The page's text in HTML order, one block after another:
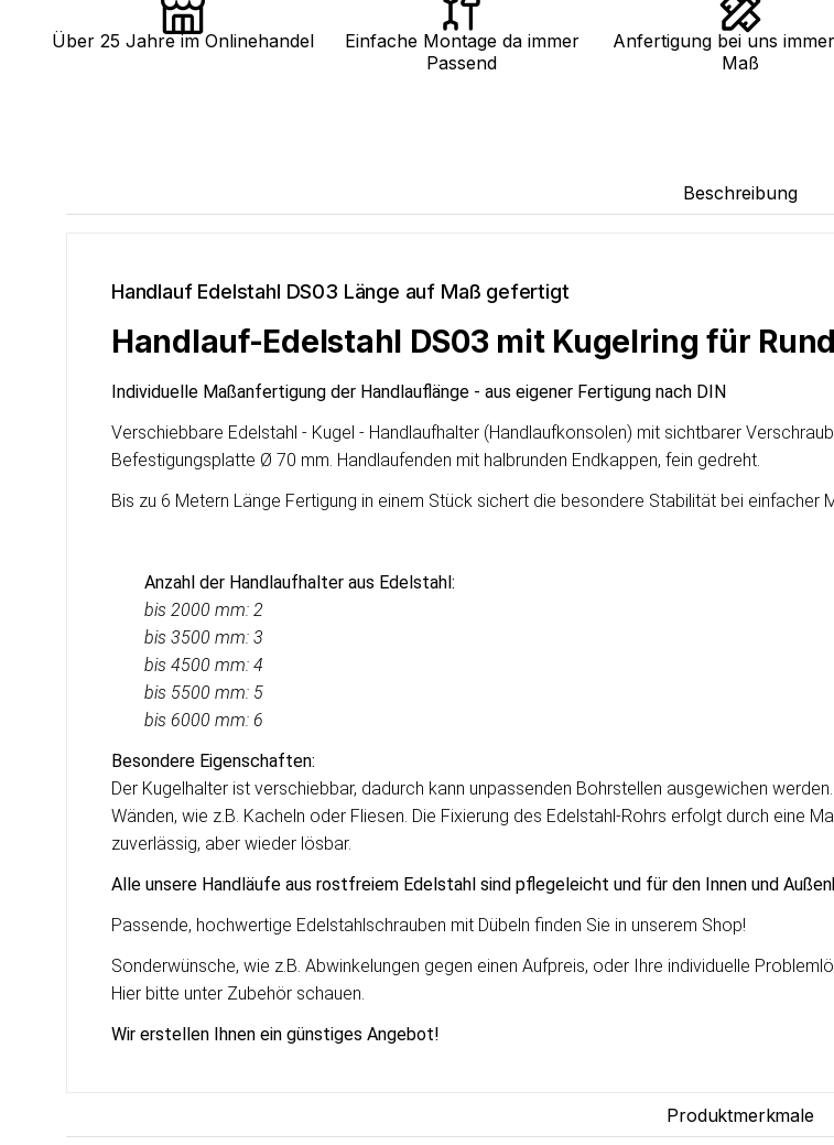
Über 25 Jahre im Onlinehandel
Einfache Montage da immer
Passend
Anfertigung bei uns
Maß
Beschreibung
Handlauf Edelstahl DS03 Länge auf Maß gefertigt
Handlauf-Edelstahl DS03 mit Kugelring für
Individuelle Maßanfertigung der Handlauflänge - aus eigener Fertigung nach DIN
Verschiebbare Edelstahl - Kugel - Handlaufhalter (Handlaufkonsolen) mit sichtbarer
Befestigungsplatte Ø 70 mm. Handlaufenden mit halbrunden Endkappen, fein gedreht.
Bis zu 6 Metern Länge Fertigung in einem Stück sichert die besondere Stabilität bei einfacher
Anzahl der Handlaufhalter aus Edelstahl:
bis 2000 mm: 2
bis 3500 mm: 3
bis 4500 mm: 4
bis 5500 mm: 5
bis 6000 mm: 6
Besondere Eigenschaften:
Der Kugelhalter ist verschiebbar, dadurch kann unpassenden Bohrstellen ausgewichen
Wänden, wie z.B. Kacheln oder Fliesen. Die Fixierung des Edelstahl-Rohrs erfolgt durch eine
zuverlässig, aber wieder lösbar.
Alle unsere Handläufe aus rostfreiem Edelstahl sind pflegeleicht und für den Innen und
Passende, hochwertige Edelstahlschrauben mit Dübeln finden Sie in unserem Shop!
Sonderwünsche, wie z.B. Abwinkelungen gegen einen Aufpreis, oder Ihre individuelle
Hier bitte unter Zubehör schauen.
Wir erstellen Ihnen ein günstiges Angebot!
Produktmerkmale